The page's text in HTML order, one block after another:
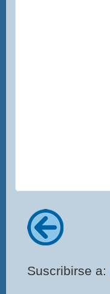
Suscribirse a: